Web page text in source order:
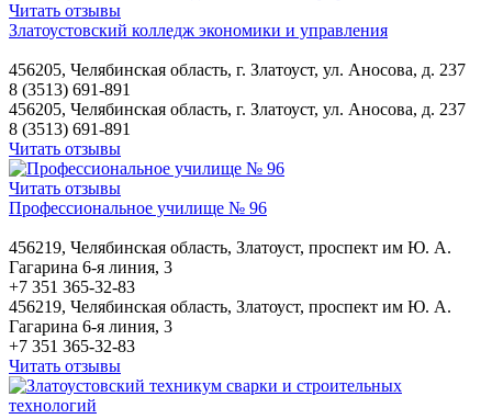
Читать отзывы
Златоустовский колледж экономики и управления
456205, Челябинская область, г. Златоуст, ул. Аносова, д. 237
8 (3513) 691-891
456205, Челябинская область, г. Златоуст, ул. Аносова, д. 237
8 (3513) 691-891
Читать отзывы
Читать отзывы
Профессиональное училище № 96
456219, Челябинская область, Златоуст, проспект им Ю. А.
Гагарина 6-я линия, 3
+7 351 365-32-83
456219, Челябинская область, Златоуст, проспект им Ю. А.
Гагарина 6-я линия, 3
+7 351 365-32-83
Читать отзывы